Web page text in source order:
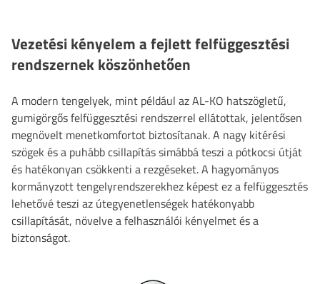
Vezetési kényelem a fejlett felfüggesztési
rendszernek köszönhetően
A modern tengelyek, mint például az AL-KO hatszögletű,
gumigörgős felfüggesztési rendszerrel ellátottak, jelentősen
megnövelt menetkomfortot biztosítanak. A nagy kitérési
szögek és a puhább csillapítás simábbá teszi a pótkocsi útját
és hatékonyan csökkenti a rezgéseket. A hagyományos
kormányzott tengelyrendszerekhez képest ez a felfüggesztés
lehetővé teszi az útegyenetlenségek hatékonyabb
csillapítását, növelve a felhasználói kényelmet és a
biztonságot.